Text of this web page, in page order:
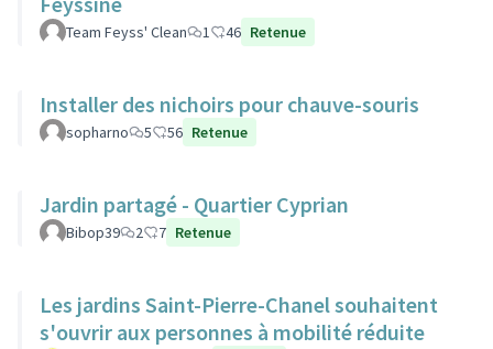
Team Feyss' Clean 1 46 Retenue
Installer des nichoirs pour chauve-souris
sopharno 5 56 Retenue
Jardin partagé - Quartier Cyprian
Bibop39 2 7 Retenue
Les jardins Saint-Pierre-Chanel souhaitent
s'ouvrir aux personnes à mobilité réduite